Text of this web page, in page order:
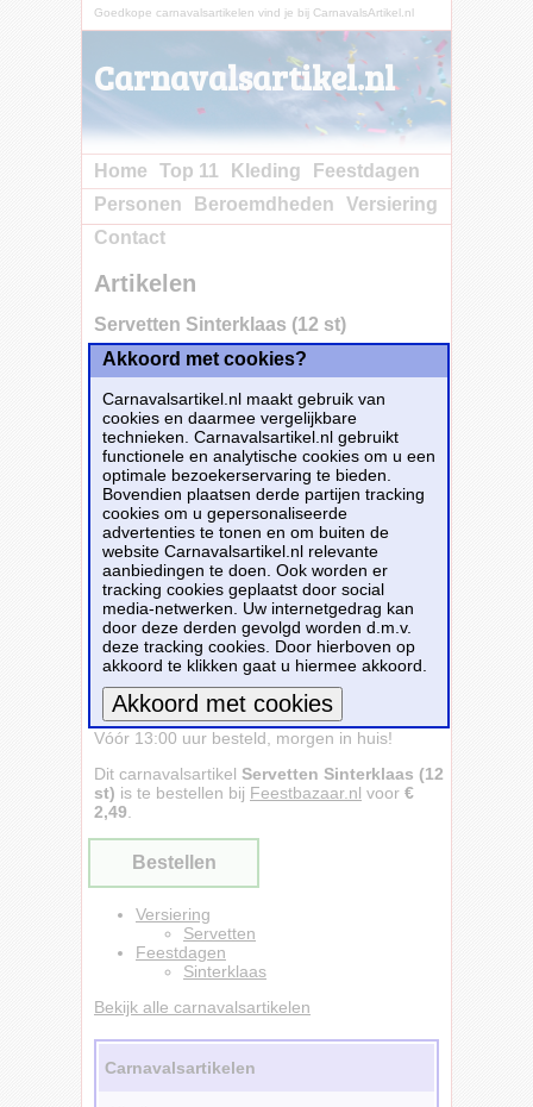
Goedkope carnavalsartikelen vind je bij CarnavalsArtikel.nl
Carnavalsartikel.nl
Home Top 11 Kleding
Feestdagen
Personen
Beroemdheden
Versiering
Contact
Artikelen
Servetten Sinterklaas (12 st)
Servetten Sinterklaas (12 st) - Feestbazaar -
Vóór 13:00 uur besteld, morgen in huis!
Dit carnavalsartikel Servetten Sinterklaas (12
st) is te bestellen bij Feestbazaar.nl voor €
2,49
Bestellen
Versiering
Servetten
Feestdagen
Sinterklaas
Bekijk alle carnavalsartikelen
Carnavalsartikelen
Akkoord met cookies?
Carnavalsartikel.nl maakt gebruik van
cookies en daarmee vergelijkbare
technieken. Carnavalsartikel.nl gebruikt
functionele en analytische cookies om u een
optimale bezoekerservaring te bieden.
Bovendien plaatsen derde partijen tracking
cookies om u gepersonaliseerde
advertenties te tonen en om buiten de
website Carnavalsartikel.nl relevante
aanbiedingen te doen. Ook worden er
tracking cookies geplaatst door social
media-netwerken. Uw internetgedrag kan
door deze derden gevolgd worden d.m.v.
deze tracking cookies. Door hierboven op
akkoord te klikken gaat u hiermee akkoord.
Meer informatie